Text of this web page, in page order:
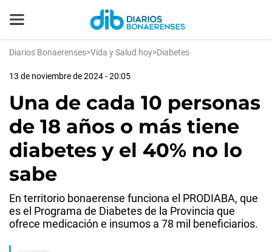
Diarios Bonaerenses>Vida y Salud hoy>Diabetes
13 de noviembre de 2024 - 20:05
Una de cada 10 personas
de 18 años o más tiene
diabetes y el 40% no lo
sabe
En territorio bonaerense funciona el PRODIABA, que
es el Programa de Diabetes de la Provincia que
ofrece medicación e insumos a 78 mil beneficiarios.